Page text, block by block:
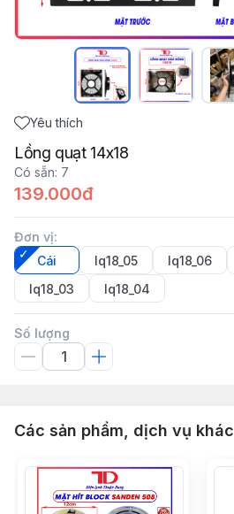
Yêu thích
Lồng quạt 14x18
Có sẵn: 7
139.000đ
Đơn vị:
Cái
lq18_05 lq18_06
lq18_03
lq18_04
Số lượng
Các sản phẩm, dịch vụ khác